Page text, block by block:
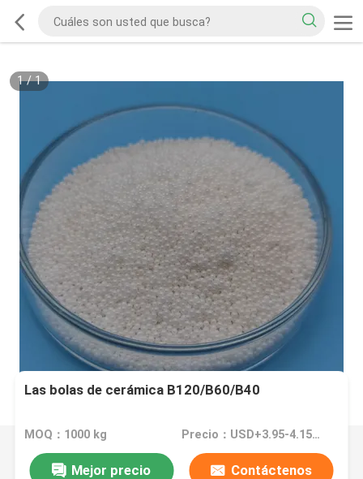
1/1
Las bolas de cerámica B120/B60/B40
MOQ：1000 kg Precio：USD+3.95-4.15+Kg
Mejor precio Contáctenos